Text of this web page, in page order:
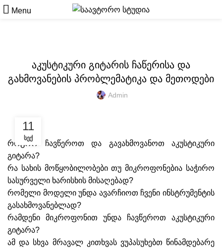
Menu
აკუსტიკური გიტარის ჩაწერისა და
გახმოვანების პრობლემატიკა და მეთოდები
Admin
11
ᲡᲔᲥ
როგორ ჩავწეროთ და გავახმოვანოთ აკუსტიკური
გიტარა?
რა სახის მოწყობილობები თუ მიკროფონებია საჭირო
სასურველი ხარისხის მისაღებად?
რომელი მოდელი უნდა ავარჩიოთ ჩვენი ინსტრუმენტის
გასახმოვანებლად?
რამდენი მიკროფონით უნდა ჩავწეროთ აკუსტიკური
გიტარა?
ამ და სხვა მრავალ კითხვას ვუპასუხებთ წინამდებარე